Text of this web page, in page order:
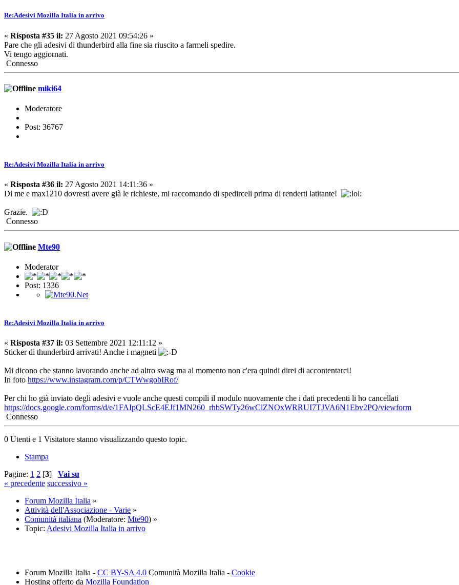
Re:Adesivi Mozilla Italia in arrivo
« Risposta #35 il: 27 Agosto 2021 09:54:26 »
Pare che gli adesivi di thunderbird alla fine sia riuscito a farmeli spedire.
Vi tengo aggiornati.
Connesso
miki64
Moderatore
Post: 36767
Re:Adesivi Mozilla Italia in arrivo
« Risposta #36 il: 27 Agosto 2021 14:11:36 »
Di me e max1210 dovresti avere già le richieste, mi raccomando di spedirceli prima di renderti latitante!
Grazie.
Connesso
Mte90
Moderator
Post: 1336
Re:Adesivi Mozilla Italia in arrivo
« Risposta #37 il: 03 Settembre 2021 12:11:12 »
Sticker di thunderbird arrivati! Anche i magneti
Mi dicono che stanno lavorando anche ad altro swag ma al momento non c'era quindi direi di accontentarci!
In foto https://www.instagram.com/p/CTWwgobIRof/
Per chi ho già inviato degli adesivi e vuole anche questi compili il modulo nuovamente che i dati precedenti li ho cancellati
https://docs.google.com/forms/d/e/1FAIpQLScE4EJf1MN260_rhbSWTy26wClZNOxWRRUI7TJVA6N1Ebv2PQ/viewform
Connesso
0 Utenti e 1 Visitatore stanno visualizzando questo topic.
Stampa
Pagine: 1 2 [3] Vai su
« precedente successivo »
Forum Mozilla Italia »
Attività dell'Associazione - Varie »
Comunità italiana (Moderatore: Mte90) »
Topic: Adesivi Mozilla Italia in arrivo
Forum Mozilla Italia - CC BY-SA 4.0 Comunità Mozilla Italia - Cookie
Hosting offerto da Mozilla Foundation